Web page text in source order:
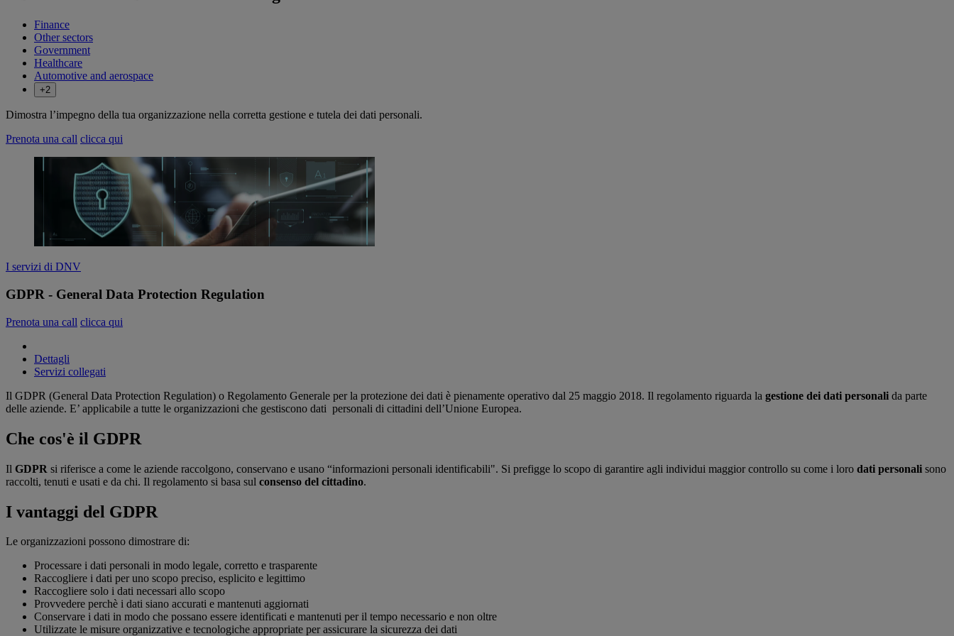
Finance
Other sectors
Government
Healthcare
Automotive and aerospace
+2
Dimostra l’impegno della tua organizzazione nella corretta gestione e tutela dei dati personali.
Prenota una call clicca qui
I servizi di DNV
GDPR - General Data Protection Regulation
Prenota una call clicca qui
Dettagli
Servizi collegati
Il GDPR (General Data Protection Regulation) o Regolamento Generale per la protezione dei dati è pienamente operativo dal 25 maggio 2018. Il regolamento riguarda la gestione dei dati personali da parte
delle aziende. E’ applicabile a tutte le organizzazioni che gestiscono dati personali di cittadini dell’Unione Europea.
Che cos'è il GDPR
Il GDPR si riferisce a come le aziende raccolgono, conservano e usano “informazioni personali identificabili". Si prefigge lo scopo di garantire agli individui maggior controllo su come i loro dati personali sono
raccolti, tenuti e usati e da chi. Il regolamento si basa sul consenso del cittadino.
I vantaggi del GDPR
Le organizzazioni possono dimostrare di:
Processare i dati personali in modo legale, corretto e trasparente
Raccogliere i dati per uno scopo preciso, esplicito e legittimo
Raccogliere solo i dati necessari allo scopo
Provvedere perchè i dati siano accurati e mantenuti aggiornati
Conservare i dati in modo che possano essere identificati e mantenuti per il tempo necessario e non oltre
Utilizzate le misure organizzative e tecnologiche appropriate per assicurare la sicurezza dei dati